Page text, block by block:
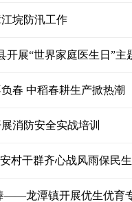
垸防汛工作
开展“世界家庭医生日”主
春 中稻春耕生产掀热潮
消防安全实战培训
村干群齐心战风雨保民生
——龙潭镇开展优生优育